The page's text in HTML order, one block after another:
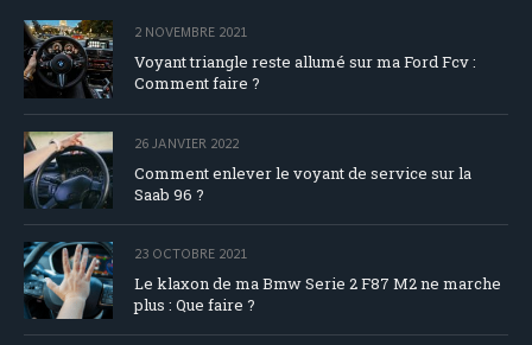
2 NOVEMBRE 2021
Voyant triangle reste allumé sur ma Ford Fcv :
Comment faire ?
26 JANVIER 2022
Comment enlever le voyant de service sur la
Saab 96 ?
23 OCTOBRE 2021
Le klaxon de ma Bmw Serie 2 F87 M2 ne marche
plus : Que faire ?